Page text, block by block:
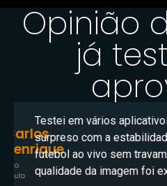
Opinião
já
Rafael
Gomes
Belo
Horizonte
Eu estava
atualizado e
funcionou muito
ajudou em tudo.